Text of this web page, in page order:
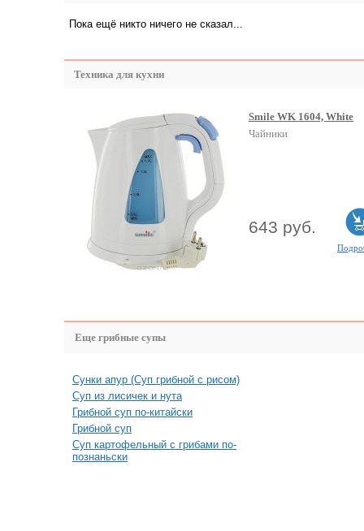
Пока ещё никто ничего не сказал...
Техника для кухни
Smile WK 1604, White
Чайники
643 руб.
Еще грибные супы
Сунки апур (Суп грибной с рисом)
Суп из лисичек и нута
Грибной суп по-китайски
Грибной суп
Суп картофельный с грибами по-
познаньски